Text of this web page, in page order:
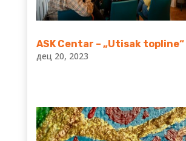
ASK Centar – „Utisak topline“
дец 20, 2023